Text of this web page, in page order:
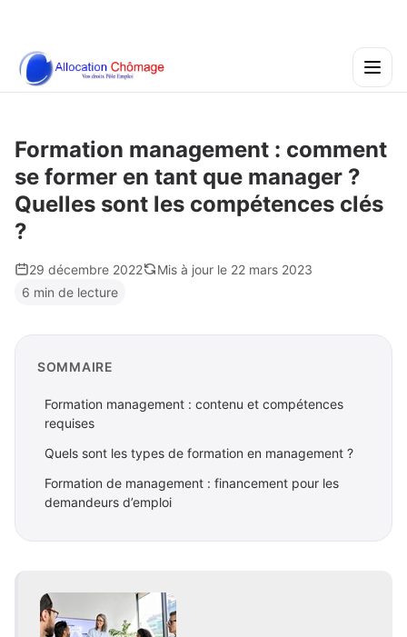
Formation management : comment
se former en tant que manager ?
Quelles sont les compétences clés
?
29 décembre 2022
Mis à jour le 22 mars 2023
6 min de lecture
SOMMAIRE
Formation management : contenu et compétences
requises
Quels sont les types de formation en management ?
Formation de management : financement pour les
demandeurs d’emploi